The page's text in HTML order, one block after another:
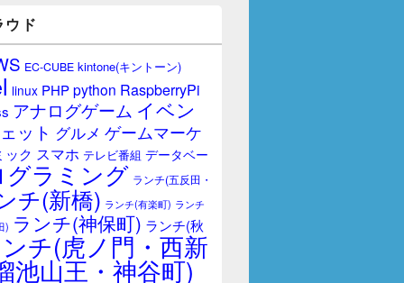
ウド
EC-CUBE kintone(キントーン)
linux PHPpython RaspberryPi
アナログゲーム イベン
ット グルメ ゲームマーケ
ック スマホ テレビ番組 データベー
グラミング ランチ(五反田・
チ(新橋) ランチ(有楽町) ランチ
) ランチ(神保町) ランチ(秋
チ(虎ノ門・西新
池山王・神谷町)